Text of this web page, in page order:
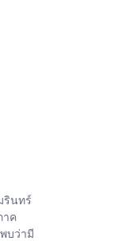
รินทร์
าค
บว่ามี